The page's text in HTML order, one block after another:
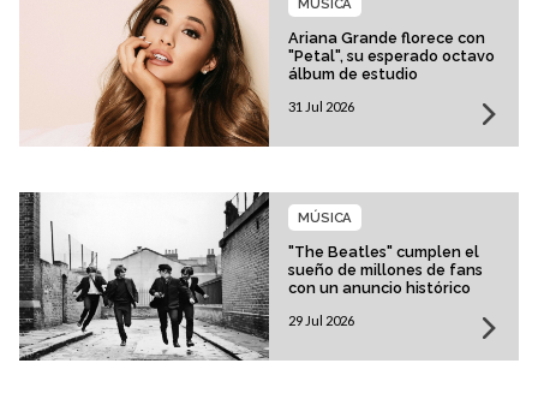
Ariana Grande florece con
"Petal", su esperado octavo
álbum de estudio
31 Jul 2026
"The Beatles" cumplen el
sueño de millones de fans
con un anuncio histórico
MÚSICA
29 Jul 2026